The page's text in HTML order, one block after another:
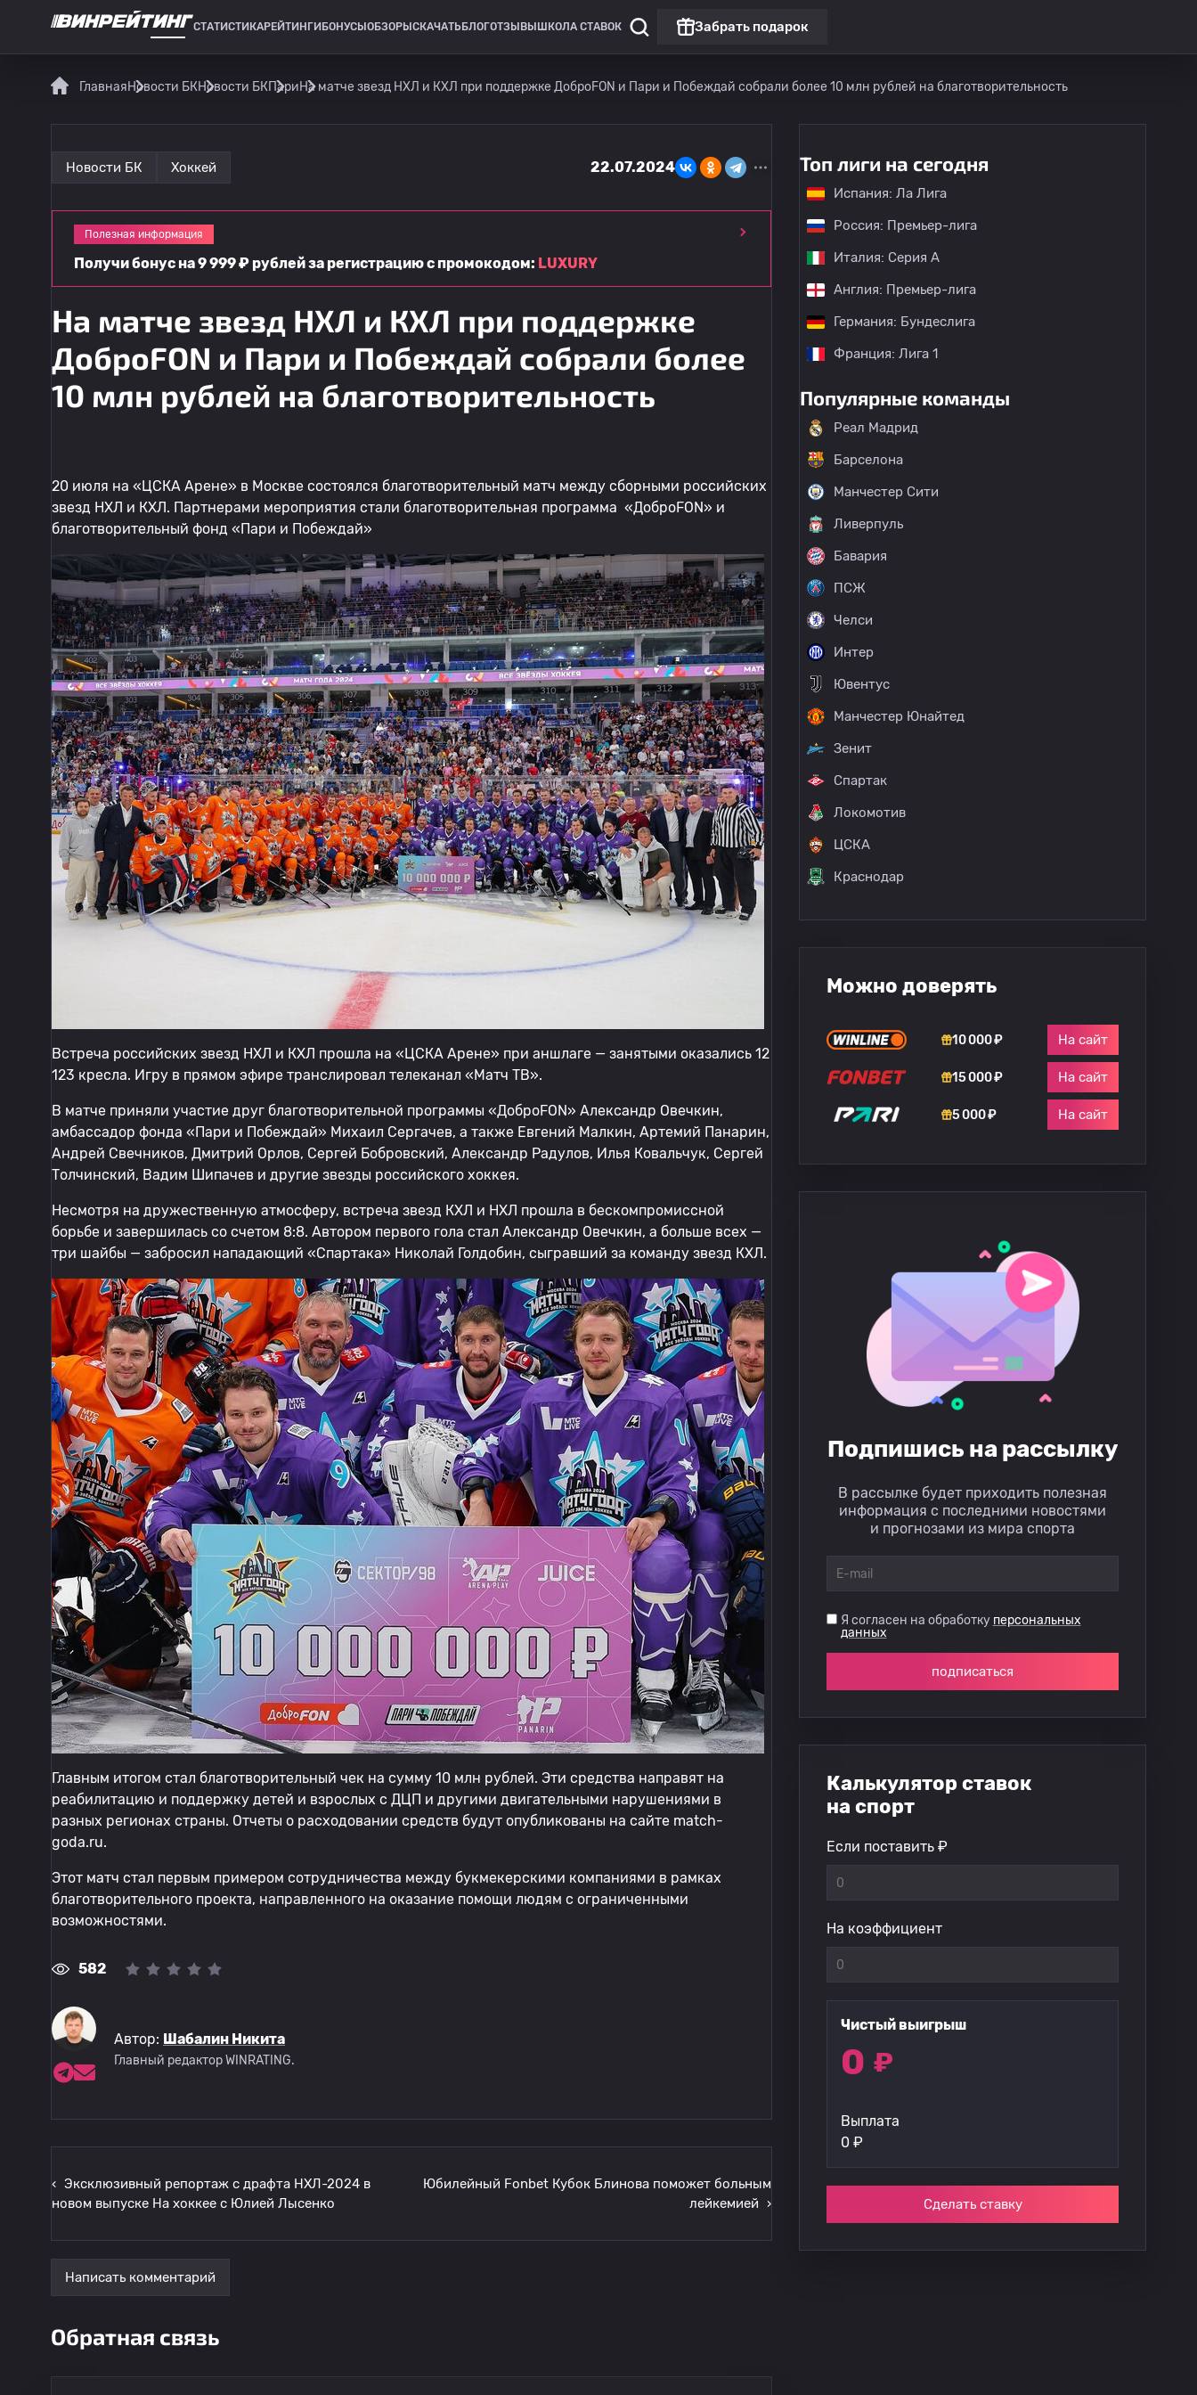
СТАТИСТИКАРЕЙТИНГИ БОНУСЫ ОБЗОРЫ СКАЧАТЬ БЛОГОТЗЫВЫ ШКОЛА СТАВОК Забрать подарок
ГлавнаяНовости БКНовости БКПариНа матче звезд НХЛ и КХЛ при поддержке ДоброFON и Пари и Побеждай собрали более 10 млн рублей на благотворительность
Новости БК Хоккей 22.07.2024
Полезная информация
Получи бонус на 9 999 ₽ рублей за регистрацию с промокодом: LUXURY
На матче звезд НХЛ и КХЛ при поддержке
ДоброFON и Пари и Побеждай собрали более
10 млн рублей на благотворительность
20 июля на «ЦСКА Арене» в Москве состоялся благотворительный матч между сборными российских
звезд НХЛ и КХЛ. Партнерами мероприятия стали благотворительная программа «ДоброFON» и
благотворительный фонд «Пари и Побеждай»
Встреча российских звезд НХЛ и КХЛ прошла на «ЦСКА Арене» при аншлаге — занятыми оказались 12
123 кресла. Игру в прямом эфире транслировал телеканал «Матч ТВ».
В матче приняли участие друг благотворительной программы «ДоброFON» Александр Овечкин,
амбассадор фонда «Пари и Побеждай» Михаил Сергачев, а также Евгений Малкин, Артемий Панарин,
Андрей Свечников, Дмитрий Орлов, Сергей Бобровский, Александр Радулов, Илья Ковальчук, Сергей
Толчинский, Вадим Шипачев и другие звезды российского хоккея.
Несмотря на дружественную атмосферу, встреча звезд КХЛ и НХЛ прошла в бескомпромиссной
борьбе и завершилась со счетом 8:8. Автором первого гола стал Александр Овечкин, а больше всех —
три шайбы — забросил нападающий «Спартака» Николай Голдобин, сыгравший за команду звезд КХЛ.
Главным итогом стал благотворительный чек на сумму 10 млн рублей. Эти средства направят на
реабилитацию и поддержку детей и взрослых с ДЦП и другими двигательными нарушениями в
разных регионах страны. Отчеты о расходовании средств будут опубликованы на сайте match-
goda.ru.
Этот матч стал первым примером сотрудничества между букмекерскими компаниями в рамках
благотворительного проекта, направленного на оказание помощи людям с ограниченными
возможностями.
582
Автор: Шабалин Никита
Главный редактор WINRATING.
‹ Эксклюзивный репортаж с драфта НХЛ-2024 в
новом выпуске На хоккее с Юлией Лысенко
Юбилейный Fonbet Кубок Блинова поможет больным
лейкемией ›
Написать комментарий
Обратная связь
Топ лиги на сегодня
Испания: Ла Лига
Россия: Премьер-лига
Италия: Серия А
Англия: Премьер-лига
Германия: Бундеслига
Франция: Лига 1
Популярные команды
Реал Мадрид
Барселона
Манчестер Сити
Ливерпуль
Бавария
ПСЖ
Челси
Интер
Ювентус
Манчестер Юнайтед
Зенит
Спартак
Локомотив
ЦСКА
Краснодар
Можно доверять
10 000 ₽ На сайт
15 000 ₽ На сайт
5 000 ₽ На сайт
Подпишись на рассылку
В рассылке будет приходить полезная
информация с последними новостями
и прогнозами из мира спорта
Я согласен на обработку персональных
данных
подписаться
Калькулятор ставок
на спорт
Если поставить ₽
На коэффициент
Чистый выигрыш
0 ₽
Выплата
0 ₽
Сделать ставку